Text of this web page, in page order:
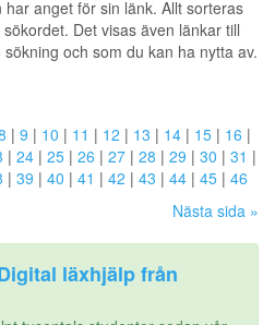
anget för sin länk. Allt sorteras
Det visas även länkar till
och som du kan ha nytta av.
| 9 | 10 | 11 | 12 | 13 | 14 | 15 | 16 |
| 24 | 25 | 26 | 27 | 28 | 29 | 30 | 31 |
| 39 | 40 | 41 | 42 | 43 | 44 | 45 | 46
Nästa sida »
läxhjälp från